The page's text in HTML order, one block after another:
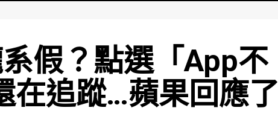
假？點選「App不
在追蹤…蘋果回應了